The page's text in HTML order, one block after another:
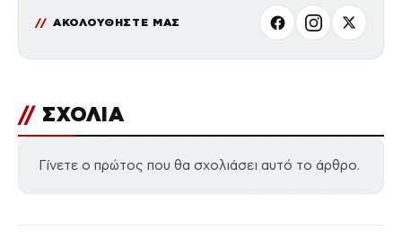
ΑΚΟΛΟΥΘΗΣΤΕ ΜΑΣ
// ΣΧΟΛΙΑ
Γίνετε ο πρώτος που θα σχολιάσει αυτό το άρθρο.